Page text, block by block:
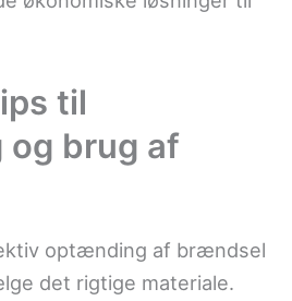
til
brug af
optænding af brændsel
det rigtige materiale.